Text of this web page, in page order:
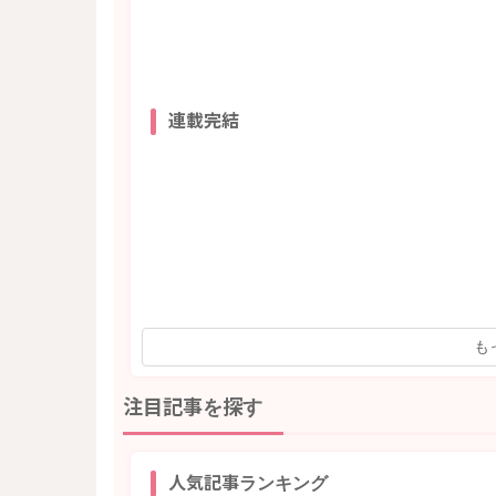
連載完結
も
注目記事を探す
人気記事ランキング